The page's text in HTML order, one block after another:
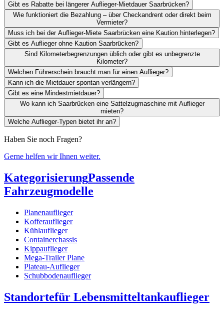
Gibt es Rabatte bei längerer Auflieger-Mietdauer Saarbrücken?
Wie funktioniert die Bezahlung – über Checkandrent oder direkt beim
Vermieter?
Muss ich bei der Auflieger-Miete Saarbrücken eine Kaution hinterlegen?
Gibt es Auflieger ohne Kaution Saarbrücken?
Sind Kilometerbegrenzungen üblich oder gibt es unbegrenzte
Kilometer?
Welchen Führerschein braucht man für einen Auflieger?
Kann ich die Mietdauer spontan verlängern?
Gibt es eine Mindestmietdauer?
Wo kann ich Saarbrücken eine Sattelzugmaschine mit Auflieger
mieten?
Welche Auflieger-Typen bietet ihr an?
Haben Sie noch Fragen?
Gerne helfen wir Ihnen weiter.
KategorisierungPassende
Fahrzeugmodelle
Planenauflieger
Kofferauflieger
Kühlauflieger
Containerchassis
Kippauflieger
Mega-Trailer Plane
Plateau-Auflieger
Schubbodenauflieger
Standortefür Lebensmitteltankauflieger